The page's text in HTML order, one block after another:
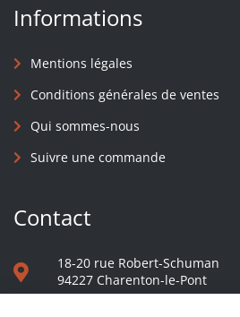
Informations
Mentions légales
Conditions générales de ventes
Qui sommes-nous
Suivre une commande
Contact
18-20 rue Robert-Schuman
94227 Charenton-le-Pont